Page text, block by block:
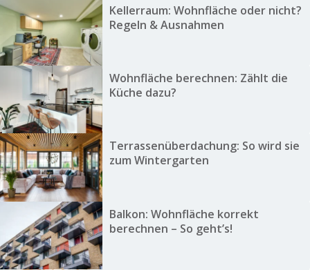
Kellerraum: Wohnfläche oder nicht?
Regeln & Ausnahmen
Wohnfläche berechnen: Zählt die
Küche dazu?
Terrassenüberdachung: So wird sie
zum Wintergarten
Balkon: Wohnfläche korrekt
berechnen – So geht’s!